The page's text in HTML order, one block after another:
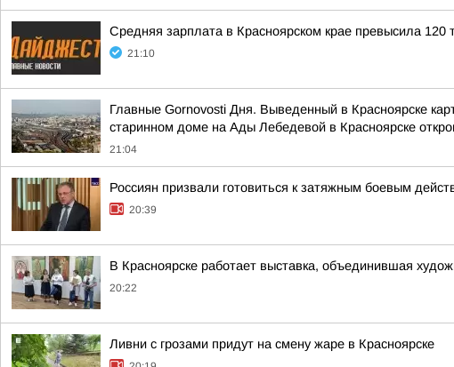
Средняя зарплата в Красноярском крае превысила 120
21:10
Главные Gornovosti Дня. Выведенный в Красноярске
старинном доме на Ады Лебедевой в Красноярске
21:04
Россиян призвали готовиться к затяжным боевым
20:39
В Красноярске работает выставка, объединившая
20:22
Ливни с грозами придут на смену жаре в Красноярске